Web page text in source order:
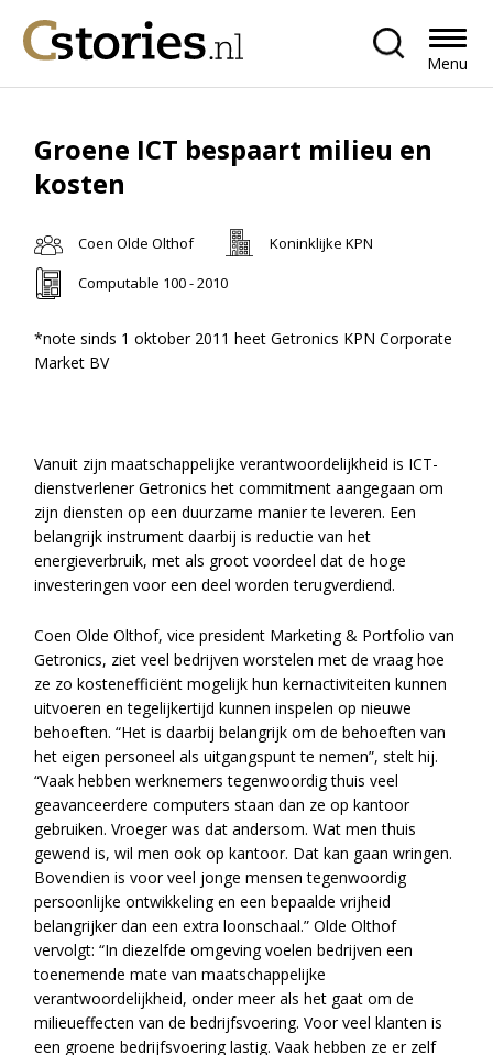
Menu
Groene ICT bespaart milieu en
kosten
Coen Olde Olthof
Koninklijke KPN
Computable 100 - 2010
*note sinds 1 oktober 2011 heet Getronics KPN Corporate
Market BV
Vanuit zijn maatschappelijke verantwoordelijkheid is ICT-
dienstverlener Getronics het commitment aangegaan om
zijn diensten op een duurzame manier te leveren. Een
belangrijk instrument daarbij is reductie van het
energieverbruik, met als groot voordeel dat de hoge
investeringen voor een deel worden terugverdiend.
Coen Olde Olthof, vice president Marketing & Portfolio van
Getronics, ziet veel bedrijven worstelen met de vraag hoe
ze zo kostenefficiënt mogelijk hun kernactiviteiten kunnen
uitvoeren en tegelijkertijd kunnen inspelen op nieuwe
behoeften. “Het is daarbij belangrijk om de behoeften van
het eigen personeel als uitgangspunt te nemen”, stelt hij.
“Vaak hebben werknemers tegenwoordig thuis veel
geavanceerdere computers staan dan ze op kantoor
gebruiken. Vroeger was dat andersom. Wat men thuis
gewend is, wil men ook op kantoor. Dat kan gaan wringen.
Bovendien is voor veel jonge mensen tegenwoordig
persoonlijke ontwikkeling en een bepaalde vrijheid
belangrijker dan een extra loonschaal.” Olde Olthof
vervolgt: “In diezelfde omgeving voelen bedrijven een
toenemende mate van maatschappelijke
verantwoordelijkheid, onder meer als het gaat om de
milieueffecten van de bedrijfsvoering. Voor veel klanten is
een groene bedrijfsvoering lastig. Vaak hebben ze er zelf